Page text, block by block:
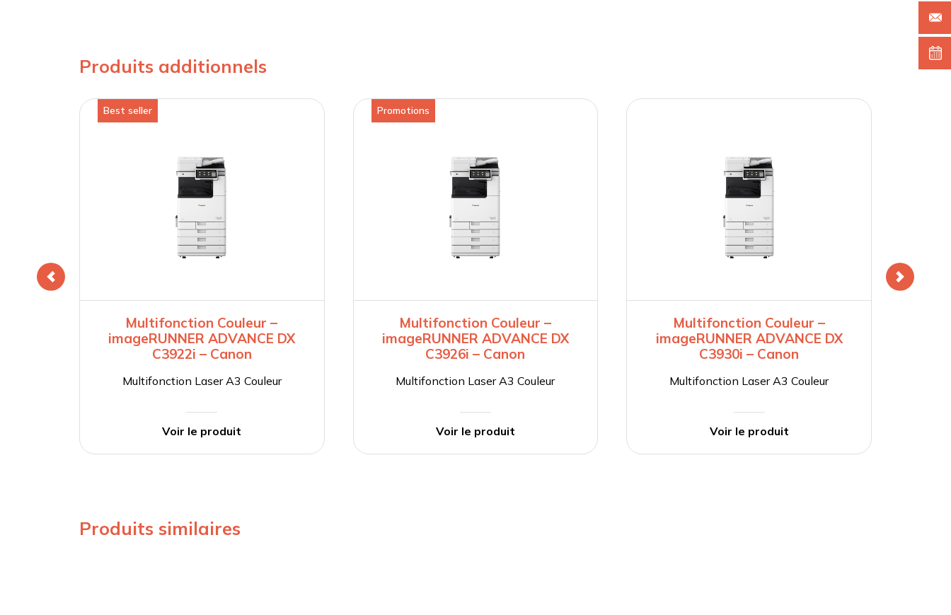
Produits additionnels
Best seller
Multifonction Couleur –
imageRUNNER ADVANCE DX
C3922i – Canon
Multifonction Laser A3 Couleur
Voir le produit
Promotions
Multifonction Couleur –
imageRUNNER ADVANCE DX
C3926i – Canon
Multifonction Laser A3 Couleur
Voir le produit
Multifonction Couleur –
imageRUNNER ADVANCE DX
C3930i – Canon
Multifonction Laser A3 Couleur
Voir le produit
Produits similaires